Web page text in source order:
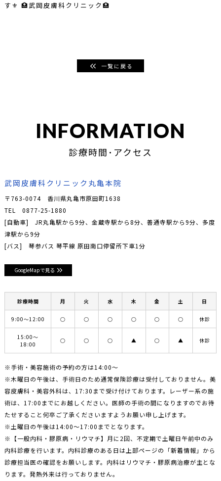
す⚜ 🏥武岡皮膚科クリニック🏥
一覧に戻る
INFORMATION
診療時間･アクセス
武岡皮膚科クリニック丸亀本院
〒763-0074 香川県丸亀市原田町1638
TEL 0877-25-1880
[自動車] JR丸亀駅から9分、金蔵寺駅から8分、善通寺駅から9分、多度
津駅から9分
[バス] 琴参バス 琴平線 原田南口停留所下車1分
GoogleMapで見る
診療時間 月 火 水 木 金 土 日
9:00〜12:00 ○ ○ ○ ○ ○ ○ 休診
15:00〜
18:00
○ ○ ○ ▲ ○ ▲ 休診
※手術・美容施術の予約の方は14:00〜
※木曜日の午後は、手術日のため通常保険診療は受付しておりません。美
容皮膚科・美容外科は、17:30まで受け付けております。レーザー系の施
術は、17:00までにお越しください。医師の手術の間になりますのでお待
たせすること何卒ご了承くださいますようお願い申し上げます。
※土曜日の午後は14:00〜17:00までとなります。
※【一般内科・膠原病・リウマチ】月に2回、不定期で土曜日午前中のみ
内科診療を行います。内科診療のある日は上部ページの「新着情報」から
診療担当医の確認をお願いします。内科はリウマチ・膠原病治療が主とな
ります。発熱外来は行っておりません。